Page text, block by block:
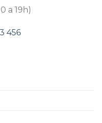
a 19h)
456